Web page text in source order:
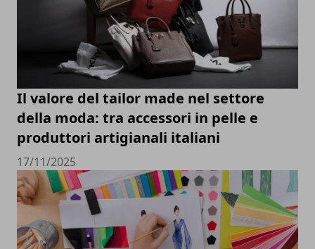
Il valore del tailor made nel settore
della moda: tra accessori in pelle e
produttori artigianali italiani
17/11/2025